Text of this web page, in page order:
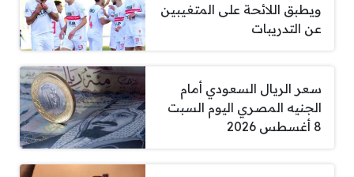
ويطبق اللائحة على المتغيبين
عن التدريبات
سعر الريال السعودي أمام
الجنيه المصري اليوم السبت
8 أغسطس 2026